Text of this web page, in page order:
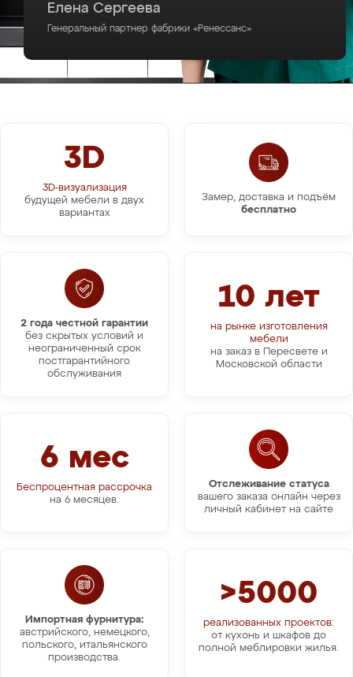
Елена Сергеева
Генеральный партнер фабрики «Ренессанс»
3D
3D-визуализация
будущей мебели в двух
вариантах
Замер, доставка и подъём
бесплатно
10 лет
на рынке изготовления
мебели
на заказ в Пересвете и
Московской области
2 года честной гарантии
без скрытых условий и
неограниченный срок
постгарантийного
обслуживания
Отслеживание статуса
вашего заказа онлайн через
личный кабинет на сайте
6 мес
Беспроцентная рассрочка
на 6 месяцев.
Импортная фурнитура:
австрийского, немецкого,
польского, итальянского
производства.
>5000
реализованных проектов:
от кухонь и шкафов до
полной меблировки жилья.